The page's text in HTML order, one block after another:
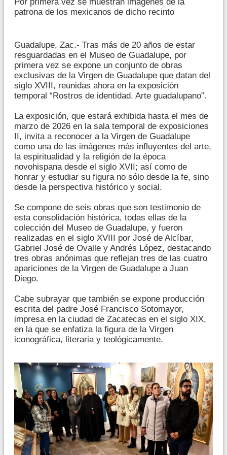
Por primera vez se muestran imágenes de la
patrona de los mexicanos de dicho recinto
Guadalupe, Zac.- Tras más de 20 años de estar
resguardadas en el Museo de Guadalupe, por
primera vez se expone un conjunto de obras
exclusivas de la Virgen de Guadalupe que datan del
siglo XVIII, reunidas ahora en la exposición
temporal “Rostros de identidad. Arte guadalupano”.
La exposición, que estará exhibida hasta el mes de
marzo de 2026 en la sala temporal de exposiciones
II, invita a reconocer a la Virgen de Guadalupe
como una de las imágenes más influyentes del arte,
la espiritualidad y la religión de la época
novohispana desde el siglo XVII; así como de
honrar y estudiar su figura no sólo desde la fe, sino
desde la perspectiva histórico y social.
Se compone de seis obras que son testimonio de
esta consolidación histórica, todas ellas de la
colección del Museo de Guadalupe, y fueron
realizadas en el siglo XVIII por José de Alcíbar,
Gabriel José de Ovalle y Andrés López, destacando
tres obras anónimas que reflejan tres de las cuatro
apariciones de la Virgen de Guadalupe a Juan
Diego.
Cabe subrayar que también se expone producción
escrita del padre José Francisco Sotomayor,
impresa en la ciudad de Zacatecas en el siglo XIX,
en la que se enfatiza la figura de la Virgen
iconográfica, literaria y teológicamente.